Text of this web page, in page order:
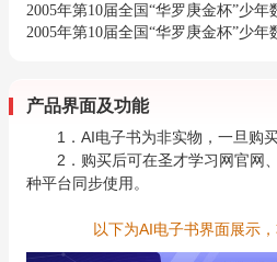
2005年第10届全国“华罗庚金杯”少
2005年第10届全国“华罗庚金杯”少
产品界面及功能
1．AI电子书为非实物，一旦购
2．购买后可在圣才学习网官网
种平台同步使用。
以下为AI电子书界面展示